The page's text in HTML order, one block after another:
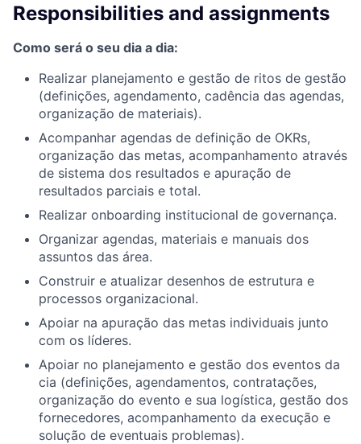
Responsibilities and assignments
Como será o seu dia a dia:
Realizar planejamento e gestão de ritos de gestão
(definições, agendamento, cadência das agendas,
organização de materiais).
Acompanhar agendas de definição de OKRs,
organização das metas, acompanhamento através
de sistema dos resultados e apuração de
resultados parciais e total.
Realizar onboarding institucional de governança.
Organizar agendas, materiais e manuais dos
assuntos das área.
Construir e atualizar desenhos de estrutura e
processos organizacional.
Apoiar na apuração das metas individuais junto
com os líderes.
Apoiar no planejamento e gestão dos eventos da
cia (definições, agendamentos, contratações,
organização do evento e sua logística, gestão dos
fornecedores, acompanhamento da execução e
solução de eventuais problemas).